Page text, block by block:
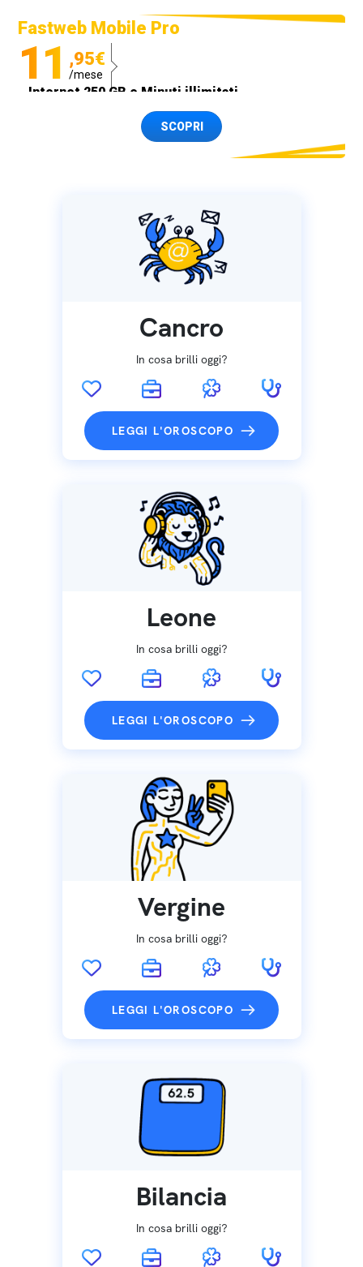
Fastweb Mobile Pro
11 ,95€
/mese
Internet 250 GB e Minuti illimitati
Spedizione SIM GRATISSCOPRI
Cancro
In cosa brilli oggi?
LEGGI L'OROSCOPO
Leone
In cosa brilli oggi?
LEGGI L'OROSCOPO
Vergine
In cosa brilli oggi?
LEGGI L'OROSCOPO
Bilancia
In cosa brilli oggi?